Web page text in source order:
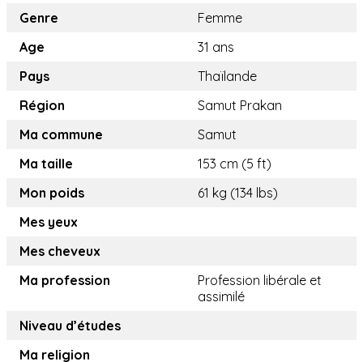
Genre
Femme
Age
31 ans
Pays
Thaïlande
Région
Samut Prakan
Ma commune
Samut
Ma taille
153 cm (5 ft)
Mon poids
61 kg (134 lbs)
Mes yeux
Mes cheveux
Ma profession
Profession libérale et
assimilé
Niveau d’études
Ma religion